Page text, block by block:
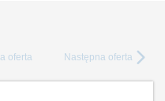
oferta Następna oferta